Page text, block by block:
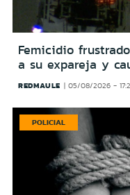
Femicidio
a su expareja y
REDMAULE 05/08/2026 -
POLICIAL